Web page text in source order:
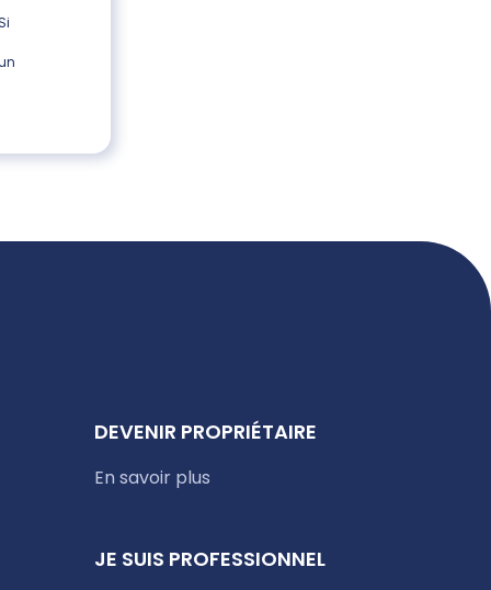
DEVENIR PROPRIÉTAIRE
En savoir plus
JE SUIS PROFESSIONNEL